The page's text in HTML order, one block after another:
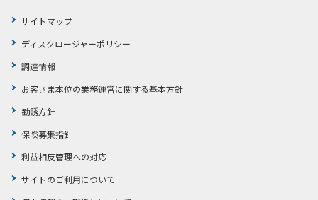
サイトマップ
ディスクロージャーポリシー
調達情報
お客さま本位の業務運営に関する基本方針
勧誘方針
保険募集指針
利益相反管理への対応
サイトのご利用について